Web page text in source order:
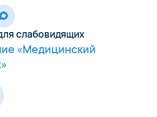
слабовидящих
«Медицинский